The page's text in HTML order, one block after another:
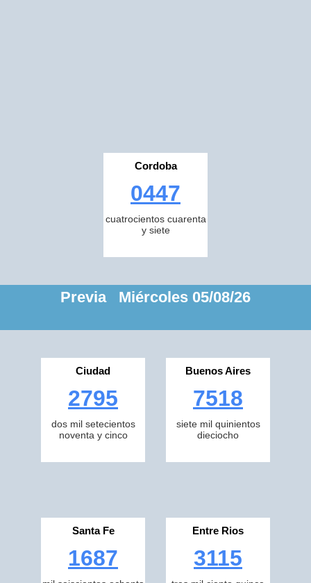
Cordoba
0447
cuatrocientos cuarenta
y siete
Previa Miércoles 05/08/26
Ciudad
2795
dos mil setecientos
noventa y cinco
Buenos Aires
7518
siete mil quinientos
dieciocho
Santa Fe
1687
Entre Rios
3115